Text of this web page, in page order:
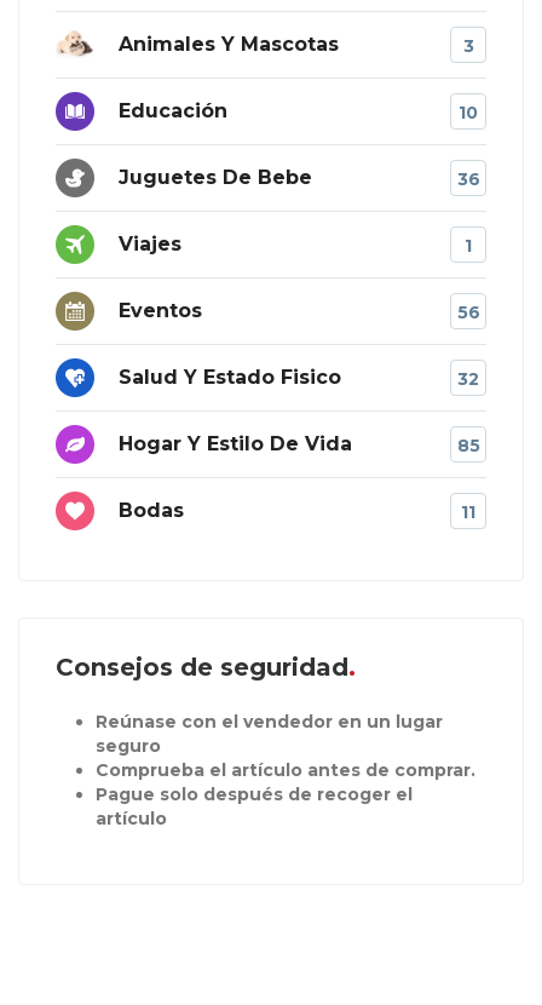
Animales Y Mascotas 3
Educación 10
Juguetes De Bebe 36
Viajes 1
Eventos 56
Salud Y Estado Fisico 32
Hogar Y Estilo De Vida 85
Bodas 11
Consejos de seguridad
Reúnase con el vendedor en un lugar
seguro
Comprueba el artículo antes de comprar.
Pague solo después de recoger el
artículo